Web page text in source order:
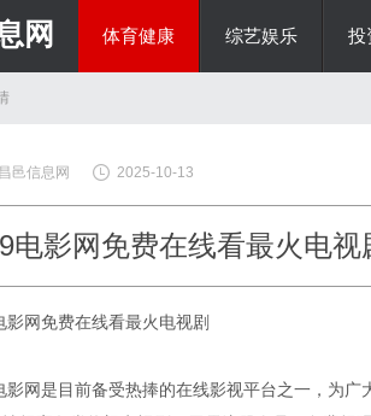
网 体育健康 综艺娱乐 投
昌邑信息网 2025-10-13
电影网免费在线看最火电视
影网免费在线看最火电视剧
影网是目前备受热捧的在线影视平台之一，为